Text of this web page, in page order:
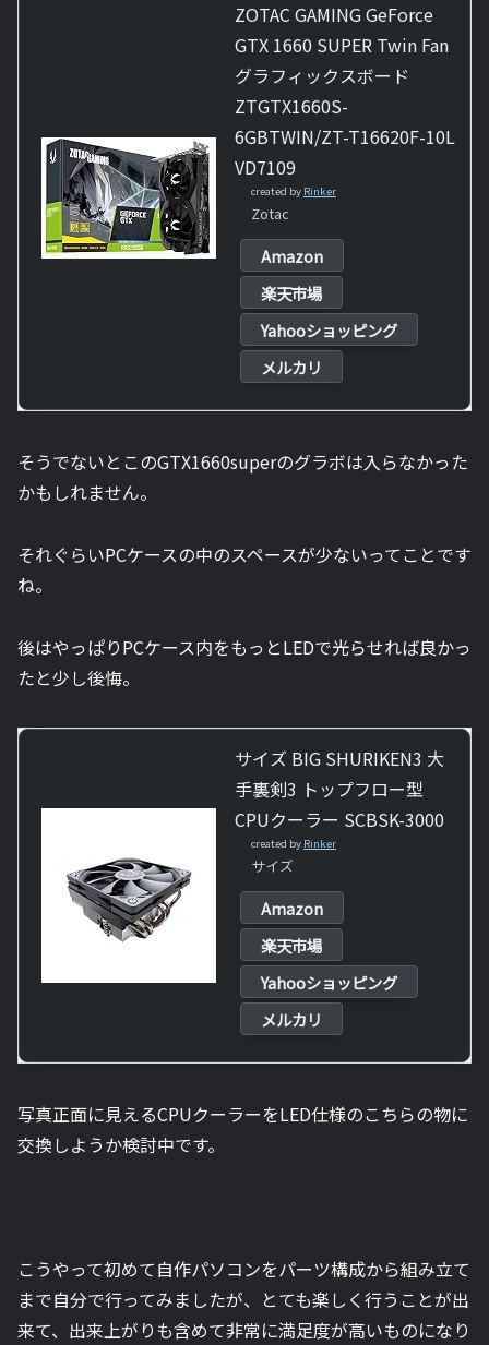
ZOTAC GAMING GeForce
GTX 1660 SUPER Twin Fan
グラフィックスボード
ZTGTX1660S-
6GBTWIN/ZT-T16620F-10L
VD7109
created by Rinker
Zotac
Amazon
楽天市場
Yahooショッピング
メルカリ
そうでないとこのGTX1660superのグラボは入らなかった
かもしれません。
それぐらいPCケースの中のスペースが少ないってことです
ね。
後はやっぱりPCケース内をもっとLEDで光らせれば良かっ
たと少し後悔。
サイズ BIG SHURIKEN3 大
手裏剣3 トップフロー型
CPUクーラー SCBSK-3000
created by Rinker
サイズ
Amazon
楽天市場
Yahooショッピング
メルカリ
写真正面に見えるCPUクーラーをLED仕様のこちらの物に
交換しようか検討中です。
こうやって初めて自作パソコンをパーツ構成から組み立て
まで自分で行ってみましたが、とても楽しく行うことが出
来て、出来上がりも含めて非常に満足度が高いものになり